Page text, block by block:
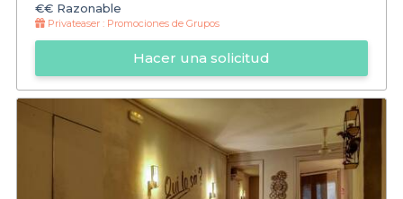
€€ Razonable
Privateaser : Promociones de Grupos
Hacer una solicitud